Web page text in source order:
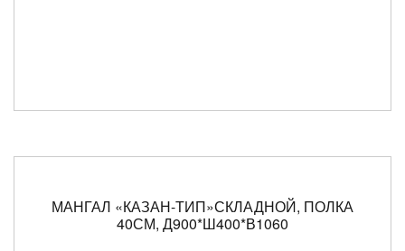
МАНГАЛ «КАЗАН-ТИП»СКЛАДНОЙ, ПОЛКА
40СМ, Д900*Ш400*В1060